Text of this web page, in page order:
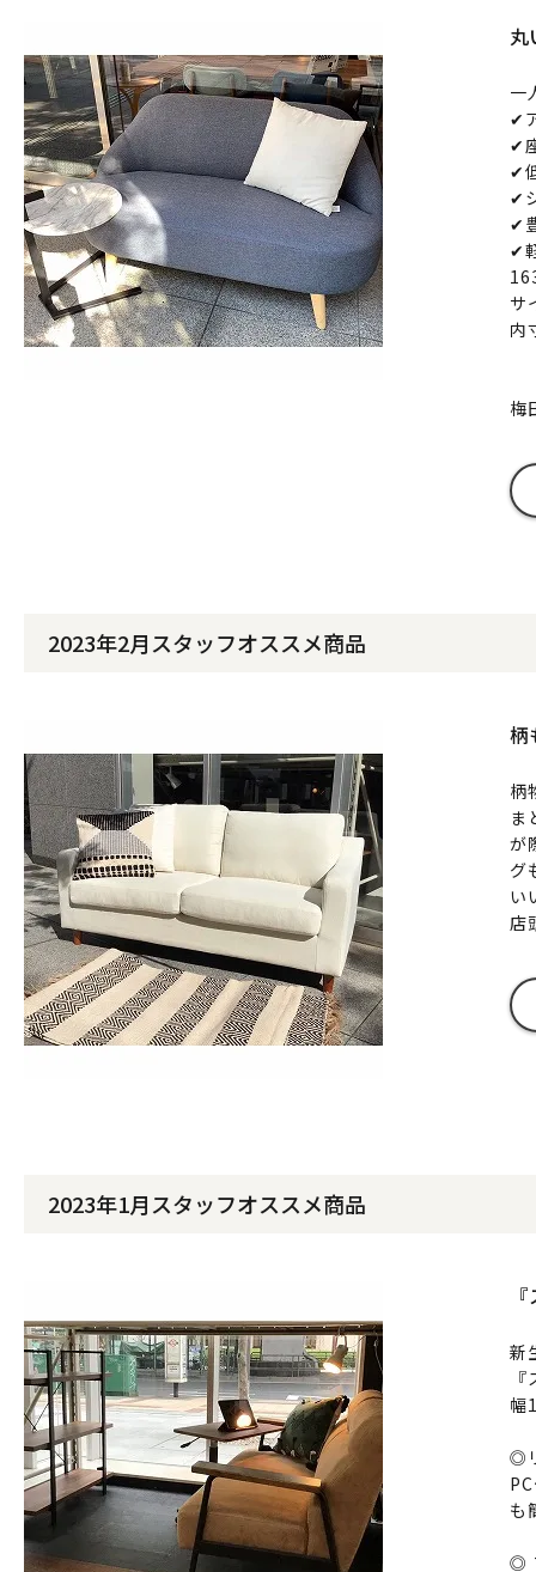
丸
一
✔︎
✔︎
✔︎
✔︎
✔︎
✔︎
サ
内
梅
2023年2月スタッフオススメ商品
柄
柄
ま
が
グ
い
店
2023年1月スタッフオススメ商品
新
幅
◎
も
◎